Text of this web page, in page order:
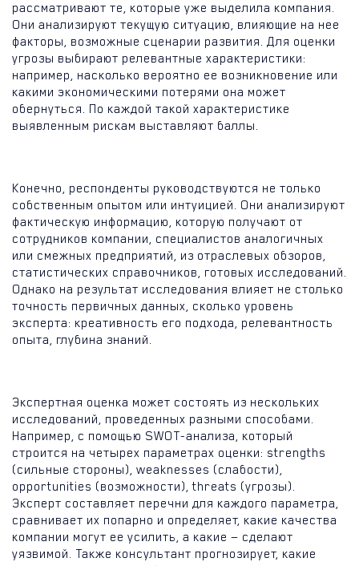
рассматривают те, которые уже выделила компания.
Они анализируют текущую ситуацию, влияющие на нее
факторы, возможные сценарии развития. Для оценки
угрозы выбирают релевантные характеристики:
например, насколько вероятно ее возникновение или
какими экономическими потерями она может
обернуться. По каждой такой характеристике
выявленным рискам выставляют баллы.
Конечно, респонденты руководствуются не только
собственным опытом или интуицией. Они анализируют
фактическую информацию, которую получают от
сотрудников компании, специалистов аналогичных
или смежных предприятий, из отраслевых обзоров,
статистических справочников, готовых исследований.
Однако на результат исследования влияет не столько
точность первичных данных, сколько уровень
эксперта: креативность его подхода, релевантность
опыта, глубина знаний.
Экспертная оценка может состоять из нескольких
исследований, проведенных разными способами.
Например, с помощью SWOT-анализа, который
строится на четырех параметрах оценки: strengths
(сильные стороны), weaknesses (слабости),
opportunities (возможности), threats (угрозы).
Эксперт составляет перечни для каждого параметра,
сравнивает их попарно и определяет, какие качества
компании могут ее усилить, а какие — сделают
уязвимой. Также консультант прогнозирует, какие